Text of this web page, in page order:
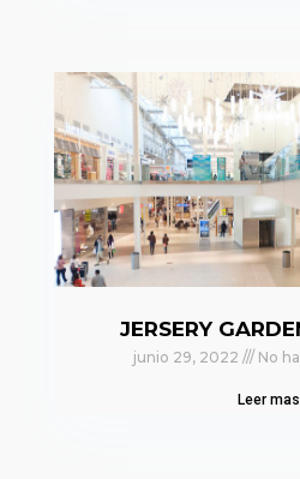
JERSERY
junio 29, 2022 No
Leer mas